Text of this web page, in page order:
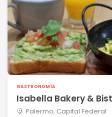
GASTRONOMÍA
Isabella Bakery &
Palermo, Capital Federal